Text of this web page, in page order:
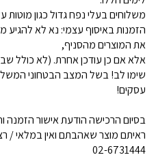
משלוחים בעלי נפח גדול כגון
הזמנות באיסוף עצמי: נא לא
את המוצרים מהסניף,
אלא אם כן עודכן אחרת. (לא כולל
שימו לב! בשל המצב הבטחוני
עסקים!
בסיום הרכישה הודעת אישור הזמנה
ראיתם מוצר שאהבתם ואין במלאי /
02-6731444